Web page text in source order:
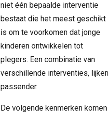
niet één bepaalde interventie
bestaat die het meest geschikt
is om te voorkomen dat jonge
kinderen ontwikkelen tot
plegers. Een combinatie van
verschillende interventies, lijken
passender.
De volgende kenmerken komen